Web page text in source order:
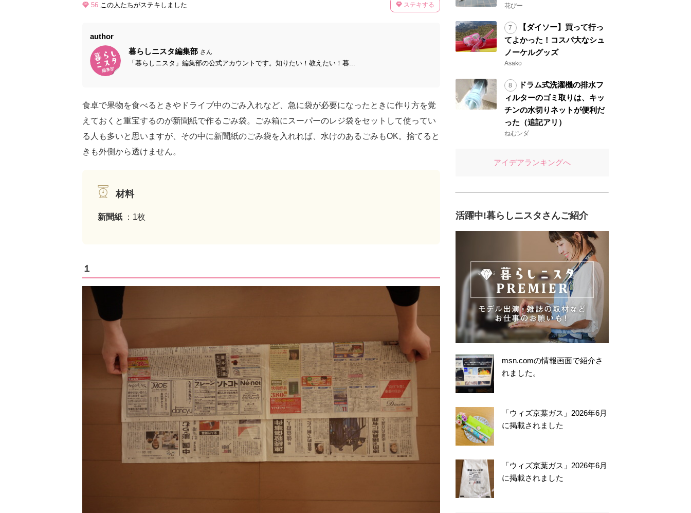
56 この人たちがステキしました ステキする
author
暮らしニスタ編集部 さん
「暮らしニスタ」編集部の公式アカウントです。知りたい！教えたい！暮...
食卓で果物を食べるときやドライブ中のごみ入れなど、急に袋が必要になったときに作り方を覚
えておくと重宝するのが新聞紙で作るごみ袋。ごみ箱にスーパーのレジ袋をセットして使ってい
る人も多いと思いますが、その中に新聞紙のごみ袋を入れれば、水けのあるごみもOK。捨てると
きも外側から透けません。
材料
新聞紙 ：1枚
１
花ぴー
【ダイソー】買って行っ
てよかった！コスパ大なシュ
ノーケルグッズ
Asako
ドラム式洗濯機の排水フ
ィルターのゴミ取りは、キッ
チンの水切りネットが便利だ
った（追記アリ）
ねむンダ
アイデアランキングへ
活躍中!暮らしニスタさんご紹介
msn.comの情報画面で紹介さ
れました。
「ウィズ京葉ガス」2026年6月
に掲載されました
「ウィズ京葉ガス」2026年6月
に掲載されました